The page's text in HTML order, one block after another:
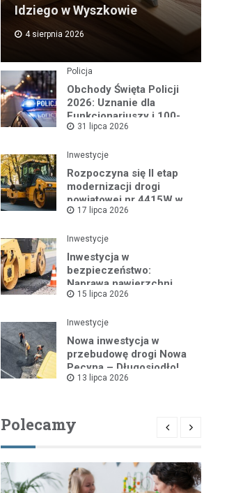
Idziego w Wyszkowie
4 sierpnia 2026
Policja
Obchody Święta Policji
2026: Uznanie dla
Funkcjonariuszy i 100-
lecie Dzielnicowych
31 lipca 2026
Inwestycje
Rozpoczyna się II etap
modernizacji drogi
powiatowej nr 4415W w
Leszczydole
17 lipca 2026
Inwestycje
Inwestycja w
bezpieczeństwo:
Naprawa nawierzchni
drogi powiatowej nr
15 lipca 2026
Inwestycje
Nowa inwestycja w
przebudowę drogi Nowa
Pecyna – Długosiodło!
13 lipca 2026
Polecamy